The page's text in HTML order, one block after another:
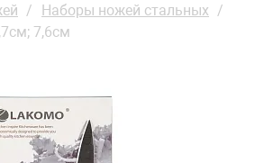
Наборы ножей стальных
7,6см